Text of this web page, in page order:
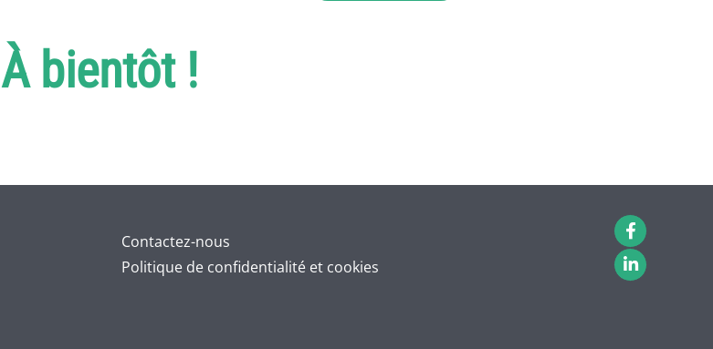
À bientôt !
Contactez-nous
Politique de confidentialité et cookies